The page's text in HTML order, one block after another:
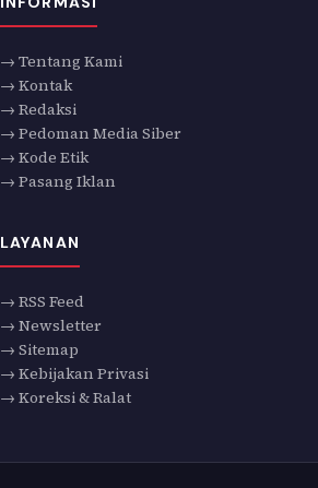
→ Tentang Kami
→ Kontak
→ Redaksi
→ Pedoman Media Siber
→ Kode Etik
→ Pasang Iklan
LAYANAN
→ RSS Feed
→ Newsletter
→ Sitemap
→ Kebijakan Privasi
→ Koreksi & Ralat